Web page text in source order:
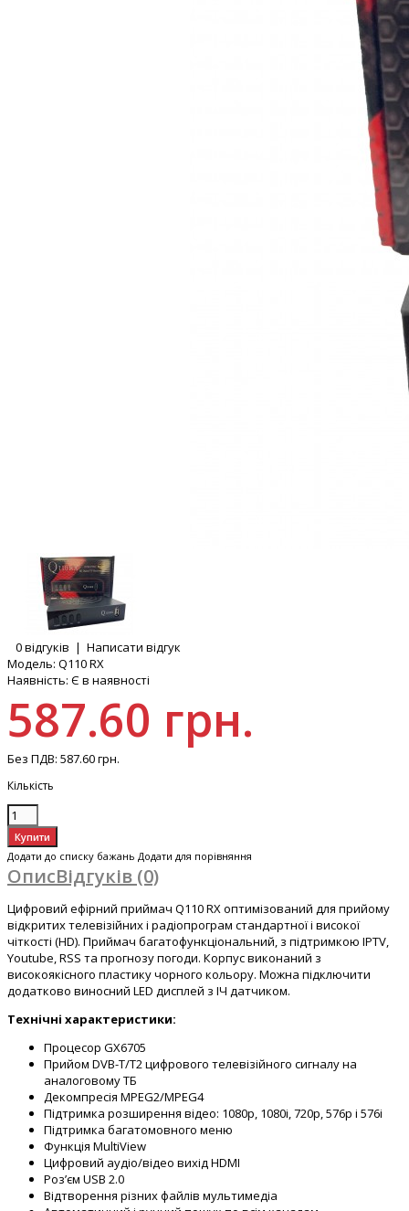
0 відгуків | Написати відгук
Модель: Q110 RX
Наявність: Є в наявності
587.60 грн.
Без ПДВ: 587.60 грн.
Кількість
Додати до списку бажань Додати для порівняння
ОписВідгуків (0)
Цифровий ефірний приймач Q110 RX оптимізований для прийому
відкритих телевізійних і радіопрограм стандартної і високої
чіткості (HD). Приймач багатофункціональний, з підтримкою IPTV,
Youtube, RSS та прогнозу погоди. Корпус виконаний з
високоякісного пластику чорного кольору. Можна підключити
додатково виносний LED дисплей з ІЧ датчиком.
Технічні характеристики:
Процесор GX6705
Прийом DVB-T/T2 цифрового телевізійного сигналу на
аналоговому ТБ
Декомпресія MPEG2/MPEG4
Підтримка розширення відео: 1080p, 1080i, 720p, 576p і 576i
Підтримка багатомовного меню
Функція MultiView
Цифровий аудіо/відео вихід HDMI
Роз’єм USB 2.0
Відтворення різних файлів мультимедіа